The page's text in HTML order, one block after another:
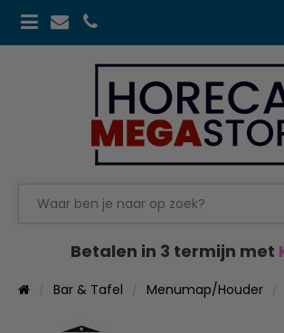
Betalen in 3 termijn met
Bar & Tafel Menumap/Houder